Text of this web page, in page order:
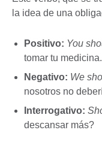
la idea de una
Positivo: You
tomar tu medicina.
Negativo: We
nosotros no
Interrogativo:
descansar más?